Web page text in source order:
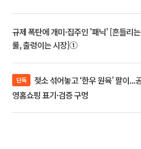
규제 폭탄에 개미·집주인 '패닉' [흔들리는
룰, 출렁이는 시장]①
단독
영홈쇼핑 표기·검증 구멍